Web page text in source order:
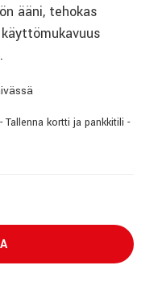
ääni, tehokas
kortti ja pankkitili -